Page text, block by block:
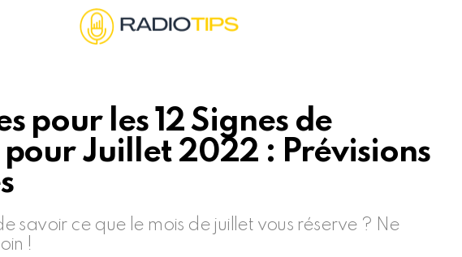
pour les 12 Signes de
Juillet 2022 : Prévisions
savoir ce que le mois de juillet vous réserve ? Ne
!